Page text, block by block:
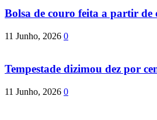
Bolsa de couro feita a partir de
11 Junho, 2026 0
Tempestade dizimou dez por
11 Junho, 2026 0